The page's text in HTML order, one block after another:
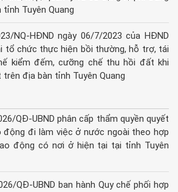
Tuyên Quang
NQ-HĐND ngày 06/7/2023 của HĐND
tổ chức thực hiện bồi thường, hỗ trợ, tái
kiểm đếm, cưỡng chế thu hồi đất khi
địa bàn tỉnh Tuyên Quang
QĐ-UBND phân cấp thẩm quyền quyết
đi làm việc ở nước ngoài theo hợp
động có nơi ở hiện tại tại tỉnh Tuyên
QĐ-UBND ban hành Quy chế phối hợp